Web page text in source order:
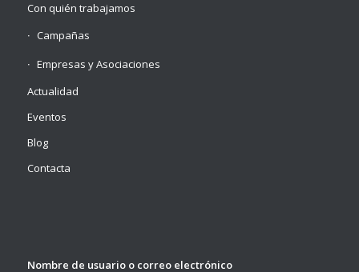
Con quién trabajamos
Campañas
Empresas y Asociaciones
Actualidad
Eventos
Blog
Contacta
Nombre de usuario o correo electrónico